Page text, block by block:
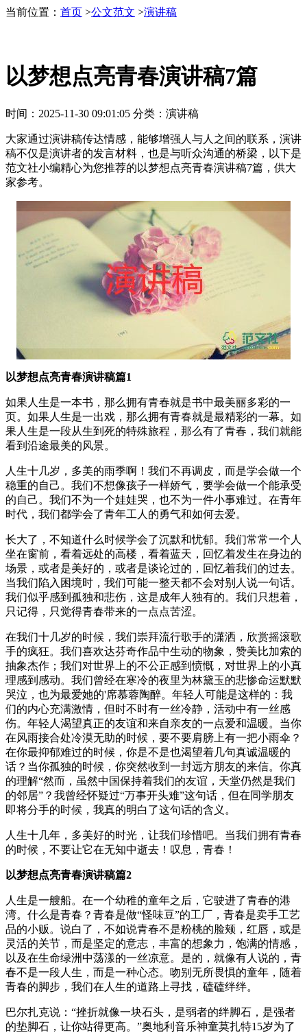
当前位置： 首页 >公文范文 >演讲稿
以梦想点亮青春演讲稿7篇
时间： 2025-11-30 09:01:05 分类： 演讲稿
大家通过演讲稿传达情感，能够增强人与人之间的联系，演讲
稿不仅是演讲者的发言材料，也是与听众沟通的桥梁，以下是
范文社小编精心为您推荐的以梦想点亮青春演讲稿7篇，供大
家参考。
以梦想点亮青春演讲稿篇1
如果人生是一本书，那么拥有青春就是书中最美丽多彩的一
页。如果人生是一出戏，那么拥有青春就是最精彩的一幕。如
果人生是一段从生到死的特殊旅程，那么有了青春，我们就能
看到沿途最美的风景。
人生十几岁，多美的雨季啊！我们不再调皮，而是学会做一个
稳重的自己。我们不想像孩子一样娇气，要学会做一个能承受
的自己。我们不为一个娃娃哭，也不为一件小事难过。在青年
时代，我们都学会了青年工人的勇气和如何去爱。
长大了，不知道什么时候学会了沉默和忧郁。我们常常一个人
坐在窗前，看着远处的高楼，看着蓝天，回忆着发生在身边的
场景，或者是美好的，或者是谈论过的，回忆着我们的过去。
当我们陷入困境时，我们可能一整天都不会对别人说一句话。
我们似乎感到孤独和悲伤，这是成年人独有的。我们只想着，
只记得，只觉得青春带来的一点点苦涩。
在我们十几岁的时候，我们崇拜流行歌手的潇洒，欣赏摇滚歌
手的疯狂。我们喜欢达芬奇作品中生动的物象，赞美比加索的
抽象杰作；我们对世界上的不公正感到愤慨，对世界上的小真
理感到感动。我们曾经在寒冷的夜里为林黛玉的悲惨命运默默
哭泣，也为最爱她的'席慕蓉陶醉。年轻人可能是这样的：我
们的内心充满激情，但时不时有一丝冷静，活动中有一丝感
伤。年轻人渴望真正的友谊和来自亲友的一点爱和温暖。当你
在风雨接合处冷漠无助的时候，要不要肩膀上有一把小雨伞？
在你最抑郁难过的时候，你是不是也渴望着几句真诚温暖的
话？当你孤独的时候，你突然收到一封远方朋友的来信。你真
的理解“然而，虽然中国保持着我们的友谊，天堂仍然是我们
的邻居”？我曾经怀疑过“万事开头难”这句话，但在同学朋友
即将分手的时候，我真的明白了这句话的含义。
人生十几年，多美好的时光，让我们珍惜吧。当我们拥有青春
的时候，不要让它在无知中逝去！叹息，青春！
以梦想点亮青春演讲稿篇2
人生是一艘船。在一个幼稚的童年之后，它驶进了青春的港
湾。什么是青春？青春是做“怪味豆”的工厂，青春是卖手工艺
品的小贩。说白了，不如说青春不是粉桃的脸颊，红唇，或是
灵活的关节，而是坚定的意志，丰富的想象力，饱满的情感，
以及在生命绿洲中荡漾的一丝凉意。是的，就像有人说的，青
春不是一段人生，而是一种心态。吻别无所畏惧的童年，随着
青春的脚步，我们在人生的道路上寻找，磕磕绊绊。
巴尔扎克说：“挫折就像一块石头，是弱者的绊脚石，是强者
的垫脚石，让你站得更高。”奥地利音乐神童莫扎特15岁为了